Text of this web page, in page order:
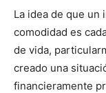
La idea de que un
comodidad es
de vida,
creado una
financieramente